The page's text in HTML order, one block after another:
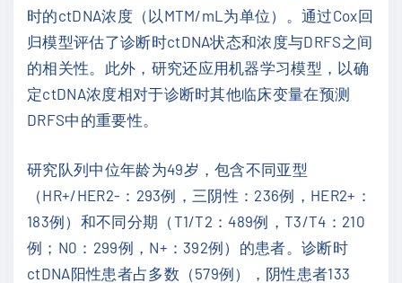
时的ctDNA浓度（以MTM/mL为单位）。通过Cox回
归模型评估了诊断时ctDNA状态和浓度与DRFS之间
的相关性。此外，研究还应用机器学习模型，以确
定ctDNA浓度相对于诊断时其他临床变量在预测
DRFS中的重要性。
研究队列中位年龄为49岁，包含不同亚型
（HR+/HER2-：293例，三阴性：236例，HER2+：
183例）和不同分期（T1/T2：489例，T3/T4：210
例；N0：299例，N+：392例）的患者。诊断时
ctDNA阳性患者占多数（579例），阴性患者133